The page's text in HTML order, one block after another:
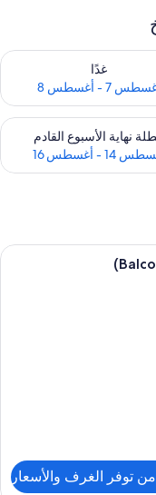
غدًا
7 - أغسطس 8
التوفر لغد للفترة أغسطس
أغسطس 7 - أغسطس 9
نهاية الأسبوع القادم
14 - أغسطس 16
التوفر لعطلة نهاية
توفر الغرف والأسعار